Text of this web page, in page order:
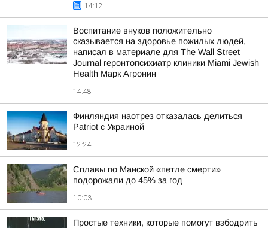
14:12
Воспитание внуков положительно
сказывается на здоровье пожилых людей,
написал в материале для The Wall Street
Journal геронтопсихиатр клиники Miami Jewish
Health Марк Агронин
14:48
Финляндия наотрез отказалась делиться
Patriot с Украиной
12:24
Сплавы по Манской «петле смерти»
подорожали до 45% за год
10:03
Простые техники, которые помогут взбодрить